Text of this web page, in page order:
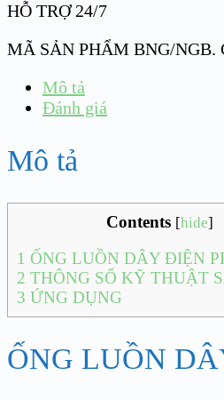
HỖ TRỢ 24/7
MÃ SẢN PHẨM BNG/NGB.
Mô tả
Đánh giá
Mô tả
Contents [hide]
1 ỐNG LUỒN DÂY ĐIỆN
2 THÔNG SỐ KỸ THUẬT
3 ỨNG DỤNG
ỐNG LUỒN